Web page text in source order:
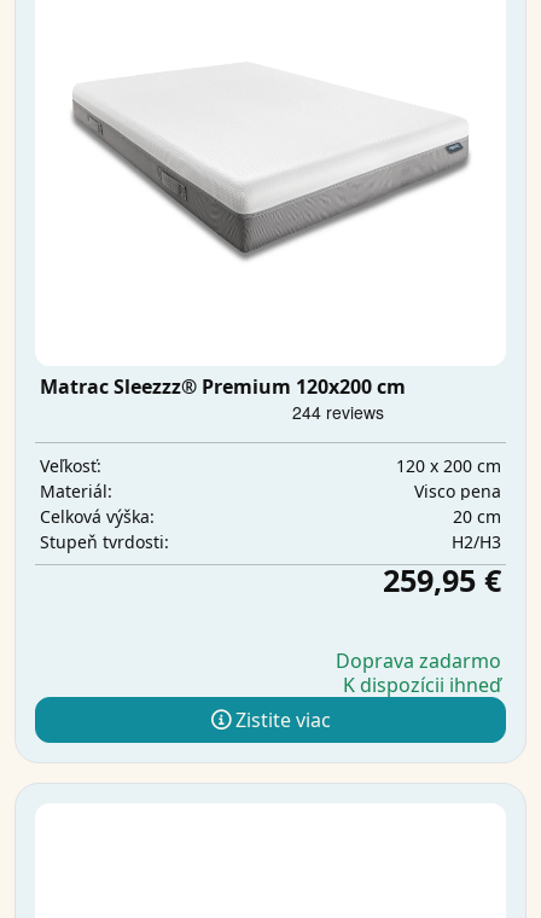
Matrac Sleezzz® Premium 120x200 cm
Veľkosť:
120 x 200 cm
Materiál:
Visco pena
Celková výška:
20 cm
Stupeň tvrdosti:
H2/H3
259,95 €
Doprava zadarmo
K dispozícii ihneď
Zistite viac